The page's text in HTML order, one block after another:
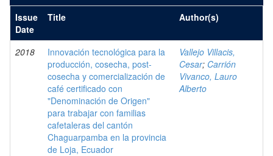
Issue
Date
Title Author(s)
2018
Innovación tecnológica para la
producción, cosecha, post-
cosecha y comercialización de
café certificado con
"Denominación de Origen"
para trabajar con familias
cafetaleras del cantón
Chaguarpamba en la provincia
de Loja, Ecuador
Vallejo Villacis,
Cesar; Carrión
Vivanco, Lauro
Alberto